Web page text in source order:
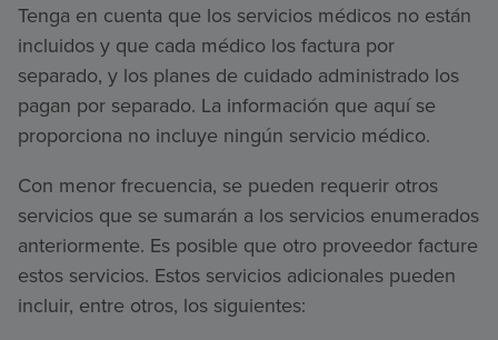
Tenga en cuenta que los servicios médicos no están
incluidos y que cada médico los factura por
separado, y los planes de cuidado administrado los
pagan por separado. La información que aquí se
proporciona no incluye ningún servicio médico.
Con menor frecuencia, se pueden requerir otros
servicios que se sumarán a los servicios enumerados
anteriormente. Es posible que otro proveedor facture
estos servicios. Estos servicios adicionales pueden
incluir, entre otros, los siguientes: